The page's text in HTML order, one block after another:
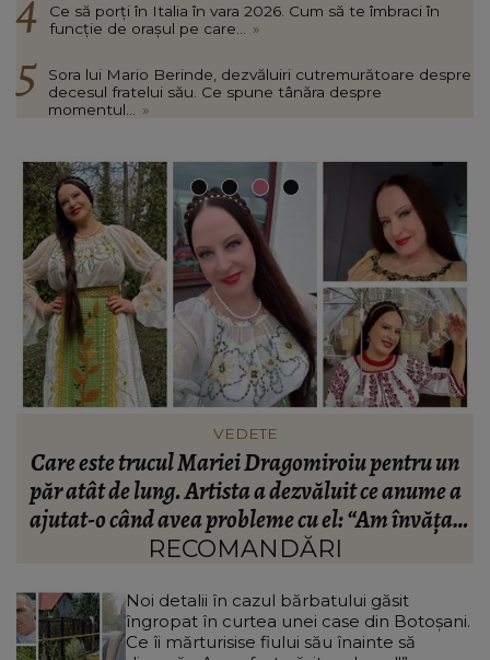
Ce să porți în Italia în vara 2026. Cum să te îmbraci în
funcție de orașul pe care...
»
Sora lui Mario Berinde, dezvăluiri cutremurătoare despre
decesul fratelui său. Ce spune tânăra despre
momentul...
»
VEDETE
Care este trucul Mariei Dragomiroiu pentru un
păr atât de lung. Artista a dezvăluit ce anume a
ajutat-o când avea probleme cu el: “Am învățat
din bătrâni.”
RECOMANDĂRI
Noi detalii în cazul bărbatului găsit
îngropat în curtea unei case din Botoșani.
Ce îi mărturisise fiului său înainte să